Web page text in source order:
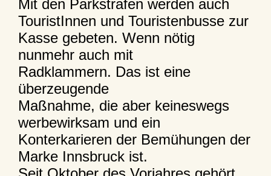
Mit den Parkstrafen werden auch
TouristInnen und Touristenbusse zur
Kasse gebeten. Wenn nötig
nunmehr auch mit
Radklammern. Das ist eine
überzeugende
Maßnahme, die aber keineswegs
werbewirksam und ein
Konterkarieren der Bemühungen der
Marke Innsbruck ist.